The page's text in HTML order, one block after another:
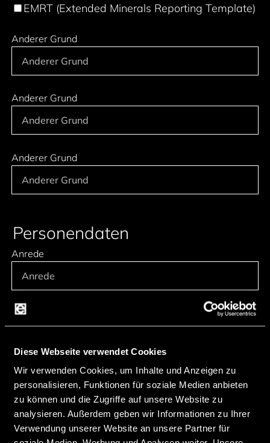
Diese Webseite verwendet Cookies
Wir verwenden Cookies, um Inhalte und Anzeigen zu
personalisieren, Funktionen für soziale Medien anbieten
zu können und die Zugriffe auf unsere Website zu
analysieren. Außerdem geben wir Informationen zu Ihrer
Verwendung unserer Website an unsere Partner für
EMRT (Extended Minerals Reporting Template)
Anderer Grund
Anderer Grund
Anderer Grund
Personendaten
Anrede
Vollständiger Name (muss ausgefüllt werden)
Firmendaten
Firma (Muss ausgefüllt werden)